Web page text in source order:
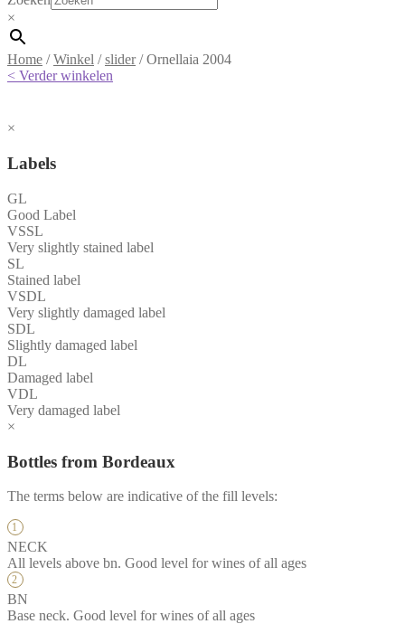
×
Home /Winkel /slider/Ornellaia 2004
< Verder winkelen
×
Labels
GL
Good Label
VSSL
Very slightly stained label
SL
Stained label
VSDL
Very slightly damaged label
SDL
Slightly damaged label
DL
Damaged label
VDL
Very damaged label
×
Bottles from Bordeaux
The terms below are indicative of the fill levels:
NECK
All levels above bn. Good level for wines of all ages
BN
Base neck. Good level for wines of all ages